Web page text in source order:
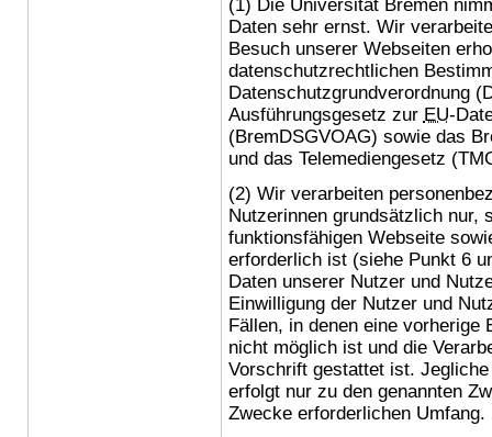
(1) Die Universität Bremen
Daten sehr ernst. Wir
Besuch unserer Webseiten
datenschutzrechtlichen
Datenschutzgrundverordnung
Ausführungsgesetz zur EU-
(BremDSGVOAG) sowie das
und das Telemediengesetz
(2) Wir verarbeiten
Nutzerinnen grundsätzlich nur,
funktionsfähigen Webseite
erforderlich ist (siehe Punkt 6
Daten unserer Nutzer und
Einwilligung der Nutzer und
Fällen, in denen eine vorherige
nicht möglich ist und die
Vorschrift gestattet ist.
erfolgt nur zu den genannten
Zwecke erforderlichen Umfang.